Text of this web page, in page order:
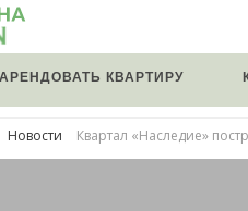
АРЕНДОВАТЬ КВАРТИРУ
Новости Квартал «Наследие»